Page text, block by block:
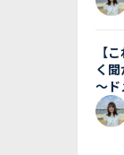
【
く
〜ド